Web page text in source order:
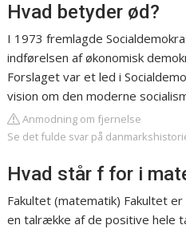
Hvad betyder ød?
I 1973 fremlagde
indførelsen af økonomisk
Forslaget var et led i
vision om den moderne
Anmodning om fjernelse
Se det fulde svar på
Hvad står f for i
Fakultet (matematik) Fakultet
en talrække af de positive hele